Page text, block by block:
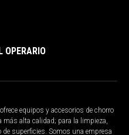
OPERARIO
equipos y accesorios de chorro
más alta calidad; para la limpieza,
de superficies. Somos una empresa